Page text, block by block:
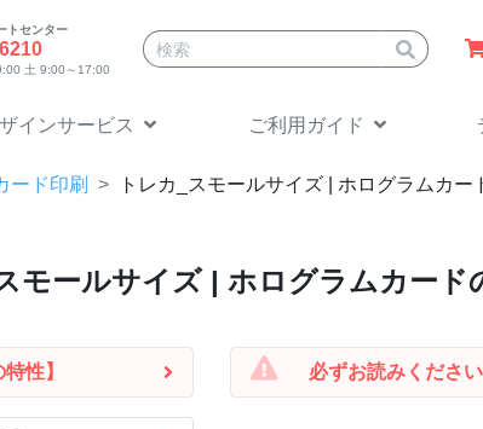
トセンター
土 9:00～17:00
サイト内検索
インサービス ご利用ガイド
ード印刷 トレカ_スモールサイズ | ホログラムカー
モールサイズ | ホログラムカード
性】 必ずお読みください